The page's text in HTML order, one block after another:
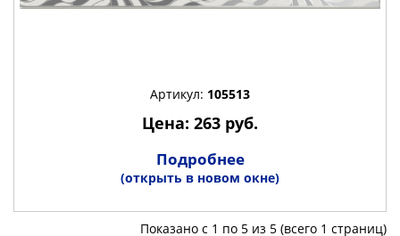
Артикул: 105513
Цена: 263 руб.
Подробнее
(открыть в новом окне)
Показано с 1 по 5 из 5 (всего 1 страниц)